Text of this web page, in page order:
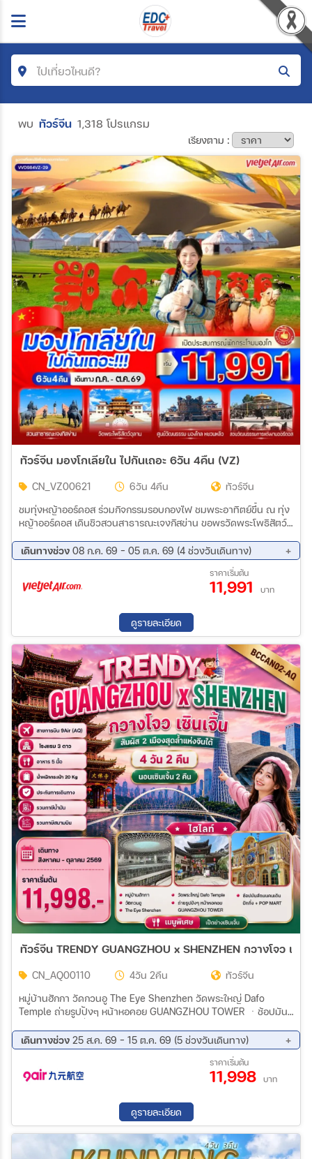
ไปเที่ยวไหนดี?
ค้นหาโปรแกรมทัวร์
โซน
ประเทศ
เมือง
สายการบิน
ตั้งแต่วันที่
ถึงวันที่
เฉพาะเดือน
เฉพาะเทศกาล
ค้นหา
พบ ทัวร์จีน 1,318 โปรแกรม
เรียงตาม :
ทัวร์จีน มองโกเลียใน ไปกันเถอะ 6วัน 4คืน (VZ)
CN_VZ00621 6วัน 4คืน
ทัวร์จีน
ชมทุ่งหญ้าออร์ดอส ร่วมกิจกรรมรอบกองไฟ ชมพระอาทิตย์ขึ้น ณ ทุ่ง
หญ้าออร์ดอส เดินชิวสวนสาธารณะเจงกิสข่าน ขอพรวัดพระโพธิสัตว์อุ
ดอส ชมศูนย์วัฒนธรรมมองโกลหยวนหลิว (รวมรถกอล์ฟ) ช็อปถนน
คนเดินคังบาซี
เดินทางช่วง 08 ก.ค. 69 - 05 ต.ค. 69 (4 ช่วงวันเดินทาง)
02 ก.ย. 69 - 07 ก.ย. 69
16 ก.ย. 69 - 21 ก.ย. 69
30 ก.ย. 69 - 05 ต.ค. 69
ราคาเริ่มต้น
11,991 บาท
ดูรายละเอียด
ทัวร์จีน TRENDY GUANGZHOU x SHENZHEN กวางโจว เซิ
CN_AQ00110 4วัน 2คืน
ทัวร์จีน
หมู่บ้านฮักกา วัดกวนอู The Eye Shenzhen วัดพระใหญ่ Dafo
Temple ถ่ายรูปปังๆ หน้าหอคอย GUANGZHOU TOWER ㆍช้อปมันส์
เดินทางช่วง 25 ส.ค. 69 - 15 ต.ค. 69 (5 ช่วงวันเดินทาง)
15 ก.ย. 69 - 18 ก.ย. 69
23 ก.ย. 69 - 26 ก.ย. 69
30 ก.ย. 69 - 03 ต.ค. 69
ราคาเริ่มต้น
11,998 บาท
ดูรายละเอียด